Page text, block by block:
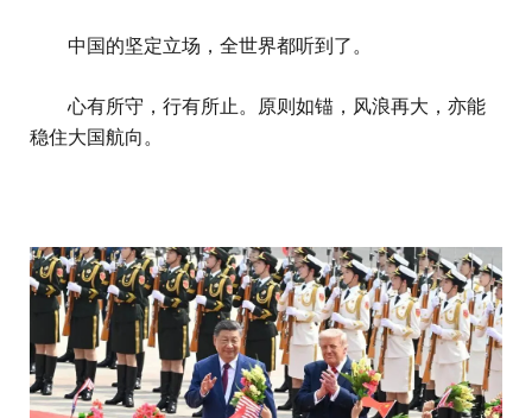
中国的坚定立场，全世界都听到了。
心有所守，行有所止。原则如锚，风浪再大，亦能
稳住大国航向。